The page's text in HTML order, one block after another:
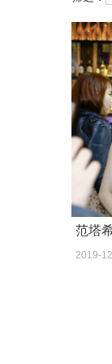
范塔
2019-